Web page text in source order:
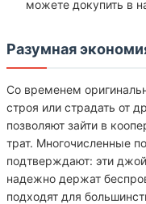
можете докупить в
Разумная
Со временем
строя или страдать от
позволяют зайти в
трат. Многочисленные
подтверждают: эти
надежно держат
подходят для